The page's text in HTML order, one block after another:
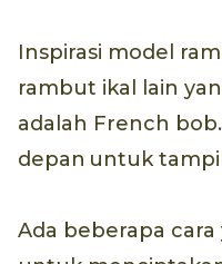
Inspirasi model
rambut ikal lain
adalah French
depan untuk
Ada beberapa